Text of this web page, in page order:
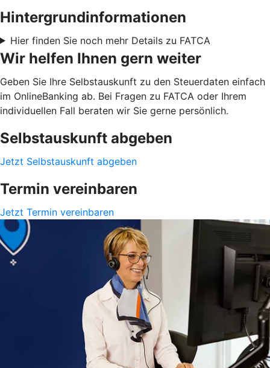
Hintergrundinformationen
Hier finden Sie noch mehr Details zu FATCA
Wir helfen Ihnen gern weiter
Geben Sie Ihre Selbstauskunft zu den Steuerdaten einfach
im OnlineBanking ab. Bei Fragen zu FATCA oder Ihrem
individuellen Fall beraten wir Sie gerne persönlich.
Selbstauskunft abgeben
Jetzt Selbstauskunft abgeben
Termin vereinbaren
Jetzt Termin vereinbaren